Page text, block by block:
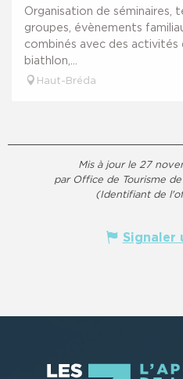
Organisation de séminaires,
groupes, évènements
combinés avec des activités
biathlon,...
Haut-Bréda
Mis à jour le 27
par Office de Tourisme
(Identifiant de
Signaler